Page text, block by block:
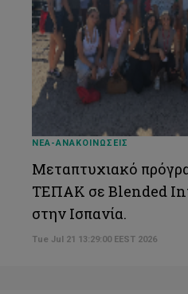
ΝΕΑ-ΑΝΑΚΟΙΝΩΣΕΙΣ
Mεταπτυχιακό
ΤΕΠΑΚ σε Blended
στην Ισπανία.
Tue Jul 21 13:29:00 EEST 2026